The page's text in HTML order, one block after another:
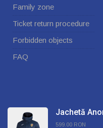
Family zone
Ticket return procedure
Forbidden objects
FAQ
Jachetă
599.00 RON